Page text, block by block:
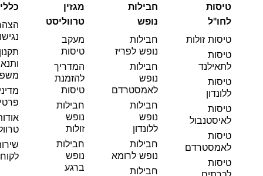
טיסות
לחו"ל
טיסות זולות
טיסות
לתאילנד
טיסות
ללונדון
טיסות
לאיסטנבול
טיסות
לאמסטרדם
טיסות
חבילות
נופש
חבילות
נופש לפריז
חבילות
נופש
לאמסטרדם
חבילות
נופש
ללונדון
חבילות
נופש לרומא
חבילות
מגזין
טרווליסט
מעקב
טיסות
המדריך
להזמנת
טיסות
חבילות
נופש
זולות
חבילות
נופש
ברגע
כללי